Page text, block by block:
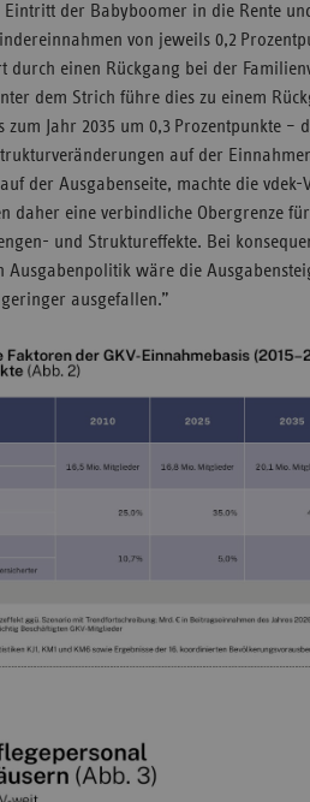
Eintritt der Babyboomer in die Rente
von jeweils 0,2
durch einen Rückgang bei der
dem Strich führe dies zu einem
zum Jahr 2035 um 0,3 Prozentpunkte –
auf der
der Ausgabenseite, machte die vdek-
daher eine verbindliche Obergrenze
und Struktureffekte. Bei
Ausgabenpolitik wäre die
ausgefallen.”